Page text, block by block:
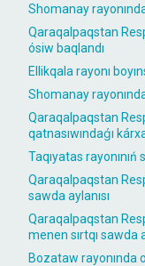
Shomanay
Qaraqalpaqstan
ósiw baqlandı
Ellikqala rayonı
Shomanay
Qaraqalpaqstan
qatnasıwındaǵı
Taqıyatas rayonınıń
Qaraqalpaqstan
sawda aylanısı
Qaraqalpaqstan
menen sırtqı sawda
Bozataw rayonında